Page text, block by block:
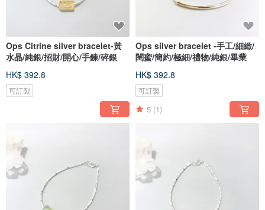
Ops Citrine silver bracelet-黃
水晶/純銀/招財/開心/手鍊/碎銀
HK$ 392.8
可訂製
Ops silver bracelet -手工/細緻/
閨蜜/簡約/極細/禮物/純銀/畢業
HK$ 392.8
可訂製
5 (1)